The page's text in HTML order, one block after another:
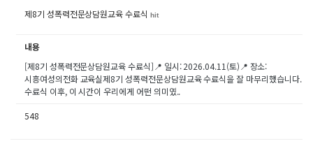
제8기 성폭력전문상담원교육 수료식 hit
내용
[제8기 성폭력전문상담원교육 수료식]📍 일시: 2026.04.11(토)📍 장소:
시흥여성의전화 교육실제8기 성폭력전문상담원교육 수료식을 잘 마무리했습니다.
수료식 이후, 이 시간이 우리에게 어떤 의미였..
548